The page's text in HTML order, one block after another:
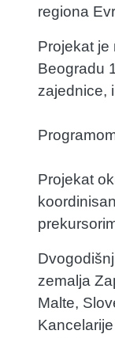
regiona
Projekat je
Beogradu
zajednice,
Projekat
zemalja
Malte,